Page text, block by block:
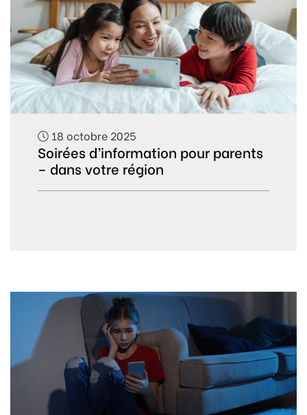
18 octobre 2025
Soirées d’information pour parents
– dans votre région